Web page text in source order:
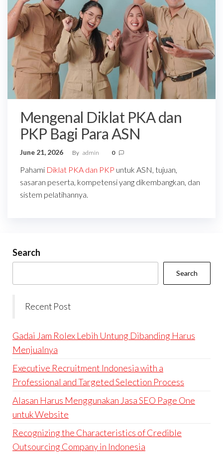
Mengenal Diklat PKA dan
PKP Bagi Para ASN
June 21, 2026 By admin 0
Pahami Diklat PKA dan PKP untuk ASN, tujuan,
sasaran peserta, kompetensi yang dikembangkan, dan
sistem pelatihannya.
Search
Search
Recent Post
Gadai Jam Rolex Lebih Untung Dibanding Harus
Menjualnya
Executive Recruitment Indonesia with a
Professional and Targeted Selection Process
Alasan Harus Menggunakan Jasa SEO Page One
untuk Website
Recognizing the Characteristics of Credible
Outsourcing Company in Indonesia